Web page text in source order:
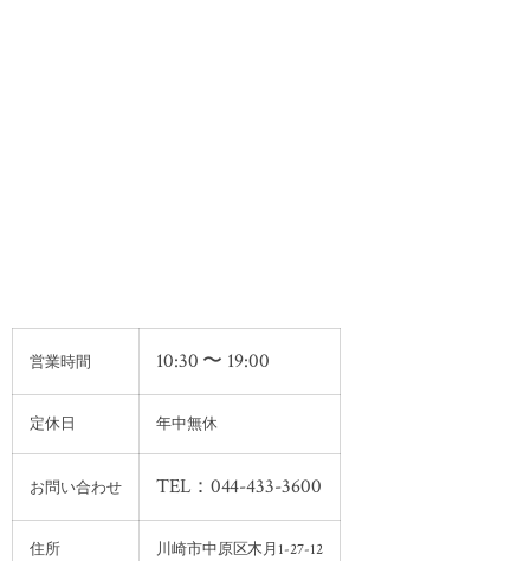
営業時間 10:30 〜 19:00
定休日 年中無休
お問い合わせ TEL：044-433-3600
住所 川崎市中原区木月1-27-12